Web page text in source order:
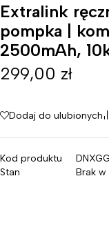
Extralink
pompka |
2500mAh,
299,00 zł
Dodaj do ulubionych
Kod produktu
Stan
Brak w